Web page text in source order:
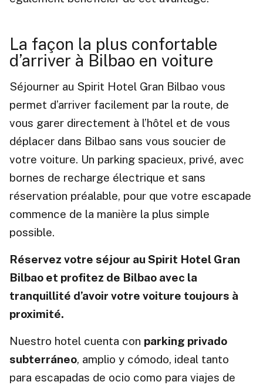
La façon la plus confortable
d’arriver à Bilbao en voiture
Séjourner au Spirit Hotel Gran Bilbao vous
permet d’arriver facilement par la route, de
vous garer directement à l’hôtel et de vous
déplacer dans Bilbao sans vous soucier de
votre voiture. Un parking spacieux, privé, avec
bornes de recharge électrique et sans
réservation préalable, pour que votre escapade
commence de la manière la plus simple
possible.
Réservez votre séjour au Spirit Hotel Gran
Bilbao et profitez de Bilbao avec la
tranquillité d’avoir votre voiture toujours à
proximité.
Nuestro hotel cuenta con parking privado
subterráneo, amplio y cómodo, ideal tanto
para escapadas de ocio como para viajes de